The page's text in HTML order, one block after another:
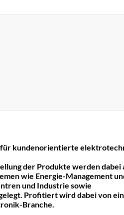
kundenorientierte
der Produkte werden dabei
wie Energie-Management
und Industrie sowie
Profitiert wird dabei von
Branche.